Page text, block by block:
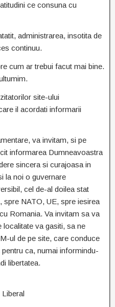
ce consuna cu
administrarea, insotita de
continuu.
cum ar trebui facut mai bine.
site-ului
il acordati informarii
va invitam, si pe
informarea Dumneavoastra
sincera si curajoasa in
la noi o guvernare
cel de-al doilea stat
NATO, UE, spre iesirea
Romania. Va invitam sa va
localitate va gasiti, sa ne
ul de pe site, care conduce
pentru ca, numai informindu-
libertatea.